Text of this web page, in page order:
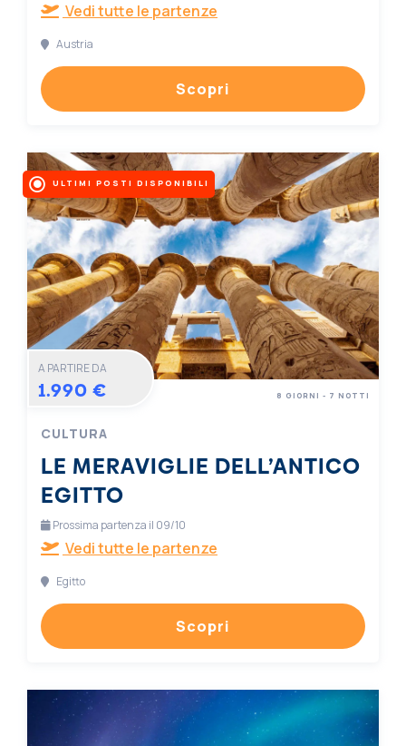
Vedi tutte le partenze
Austria
Scopri
ULTIMI POSTI DISPONIBILI
A PARTIRE DA
1.990 €
CULTURA
LE MERAVIGLIE DELL’ANTICO
EGITTO
8 GIORNI - 7 NOTTI
Prossima partenza il 09/10
Vedi tutte le partenze
Egitto
Scopri